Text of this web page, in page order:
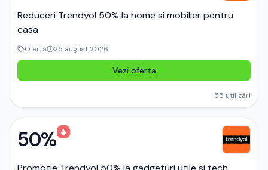
Reduceri Trendyol 50% la home si mobilier pentru
casa
Ofertă 25 august 2026
Vezi oferta
55 utilizări
50%